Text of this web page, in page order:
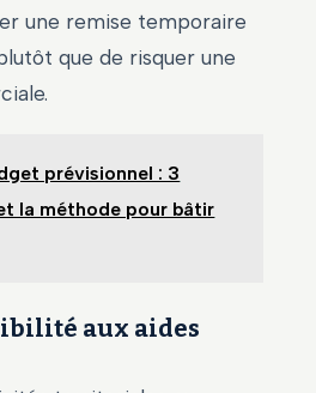
une remise temporaire
que de risquer une
prévisionnel : 3
la méthode pour bâtir
aux aides